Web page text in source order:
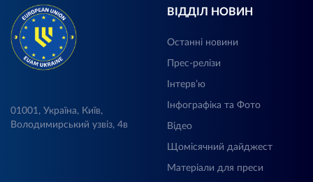
01001, Україна, Київ,
Володимирський узвіз, 4в
ВІДДІЛ НОВИН
Останні новини
Прес-релізи
Інтерв’ю
Інфографіка та Фото
Відео
Щомісячний дайджест
Матеріали для преси